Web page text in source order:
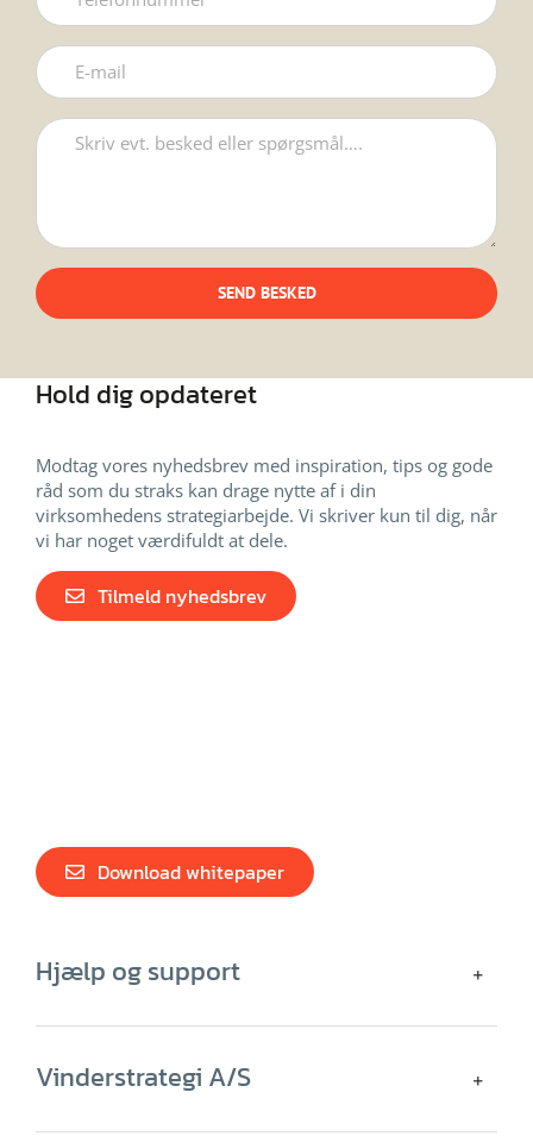
Hold dig opdateret
Modtag vores nyhedsbrev med inspiration, tips og gode
råd som du straks kan drage nytte af i din
virksomhedens strategiarbejde. Vi skriver kun til dig, når
vi har noget værdifuldt at dele.
Tilmeld nyhedsbrev
Download whitepaper
Hjælp og support
Vinderstrategi A/S